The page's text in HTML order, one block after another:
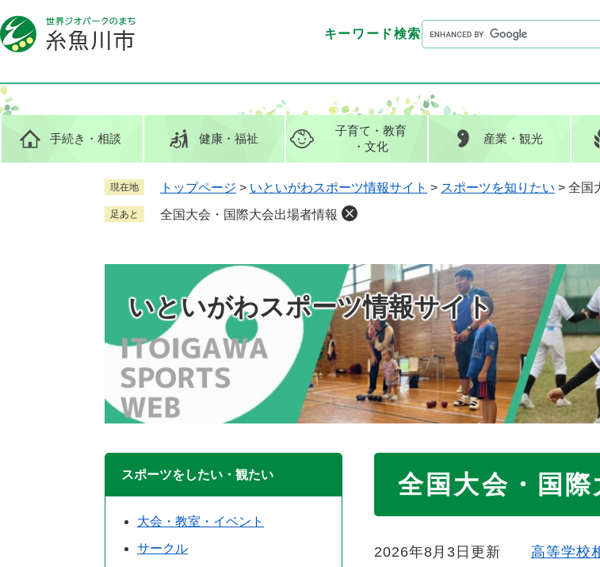
ー
ジ
先
頭
。
ニ
ュ
を
飛
て
キーワ
手続き ・相談 健康・福祉
子育て ・教育
・文化
産業 ・観光
キーワード検索
G
o
g
l
ス
現在地 トップページ > いといがわスポーツ情報サイト > スポーツを知りたい > 全国
足あと 全国大会・国際大会出場者情報
いといがわスポーツ情報サイト
全国大会・国
2026年8月3日更新 高等学校
スポーツをしたい・観たい
大会・教室・イベント
サークル